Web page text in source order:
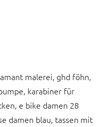
malerei, ghd föhn,
karabiner für
e bike damen 28
damen blau, tassen mit